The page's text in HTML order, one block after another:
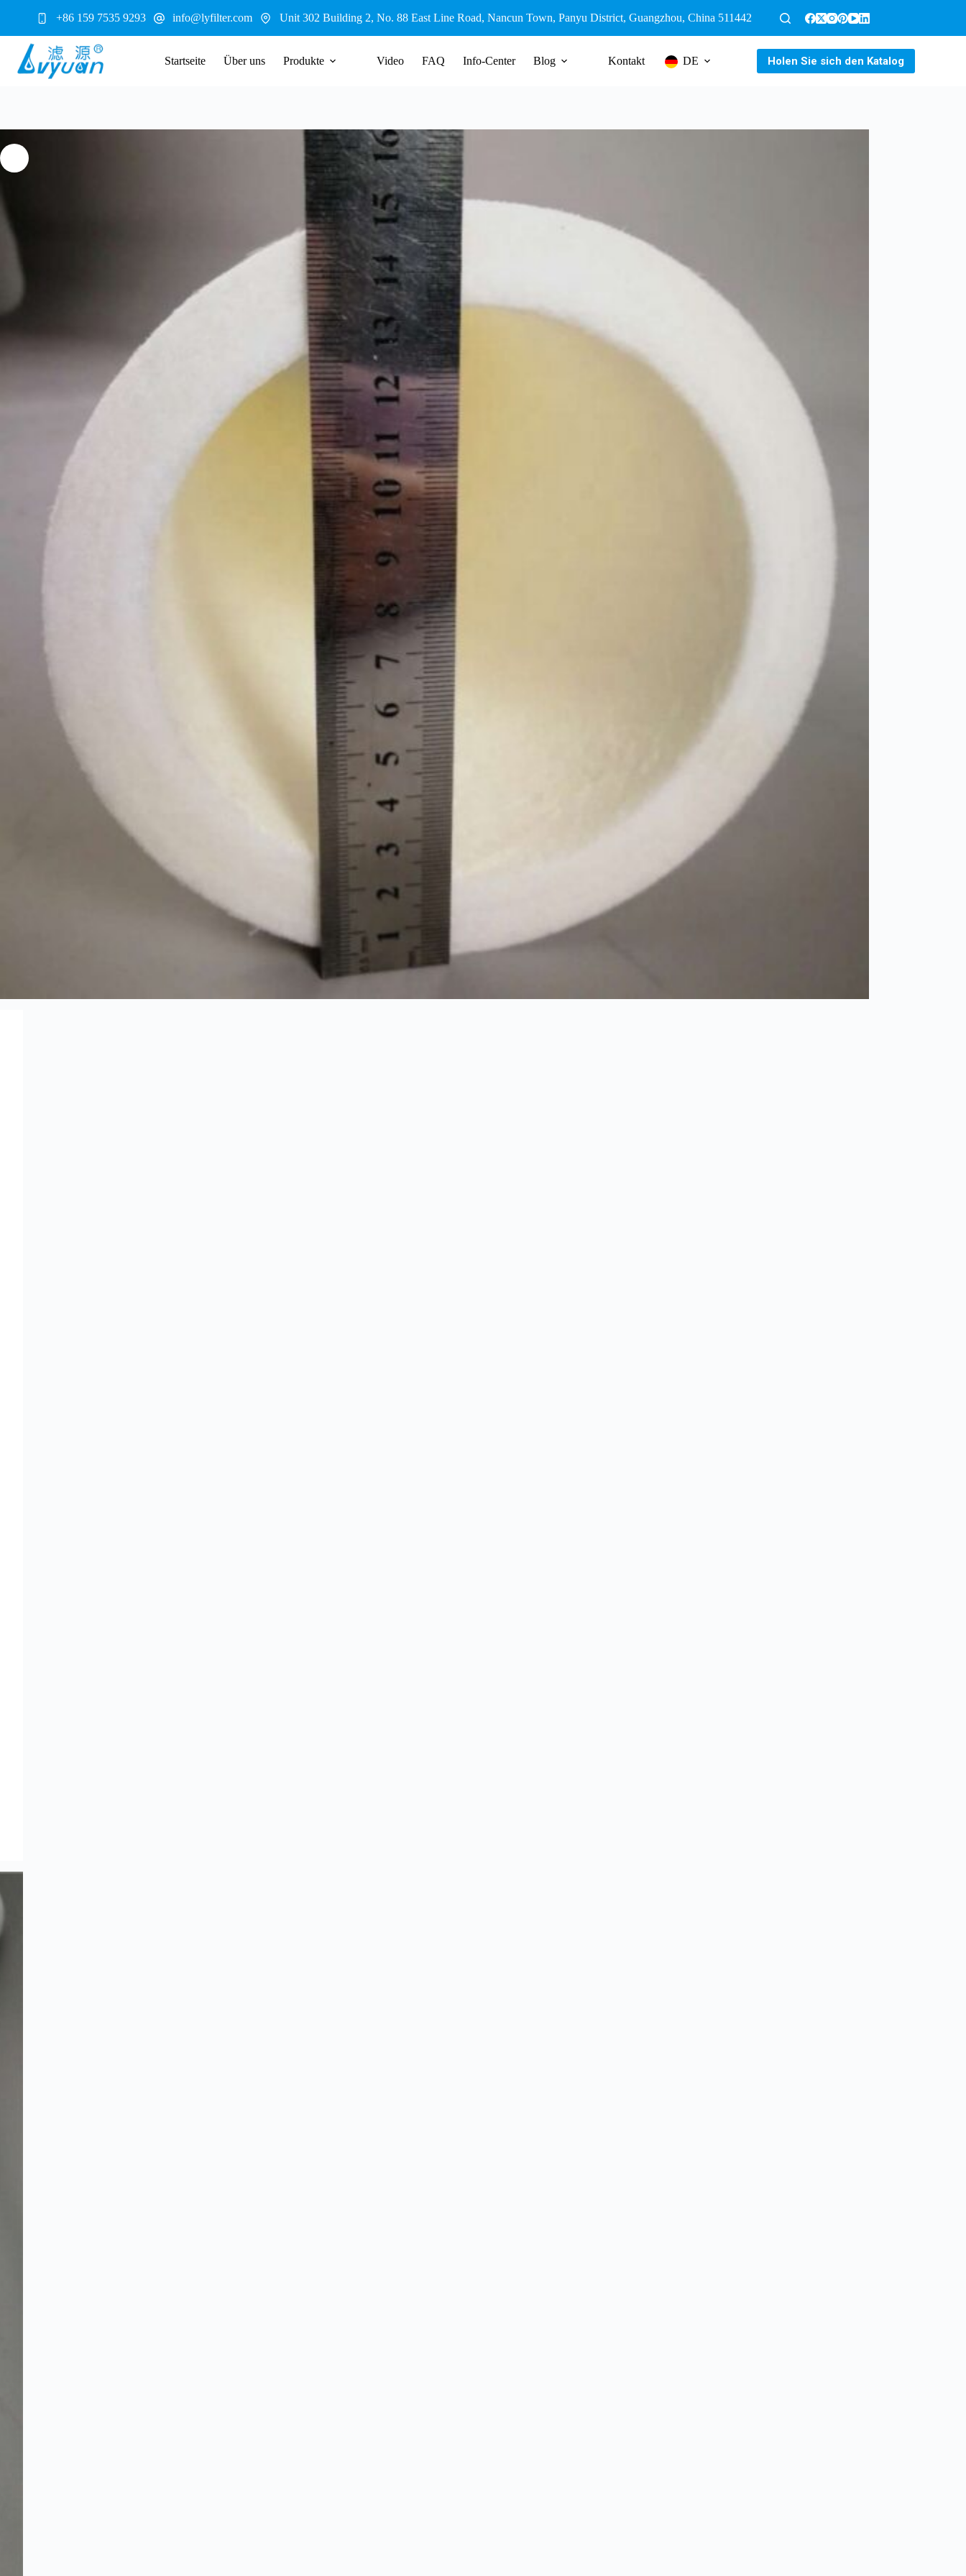
+86 159 7535 9293 info@lyfilter.com Unit 302 Building 2, No. 88 East Line Road, Nancun Town, Panyu District, Guangzhou, China 511442
Startseite Über uns Produkte Video FAQ Info-Center Blog Kontakt DE Holen Sie sich den Katalog